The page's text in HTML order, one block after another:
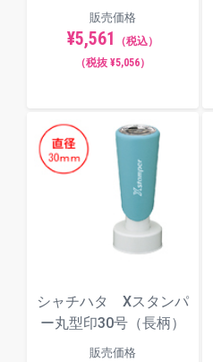
販売価格
¥5,561
（税込）
（税抜 ¥5,056）
シャチハタ Xスタンパ
ー丸型印30号（長柄）
販売価格